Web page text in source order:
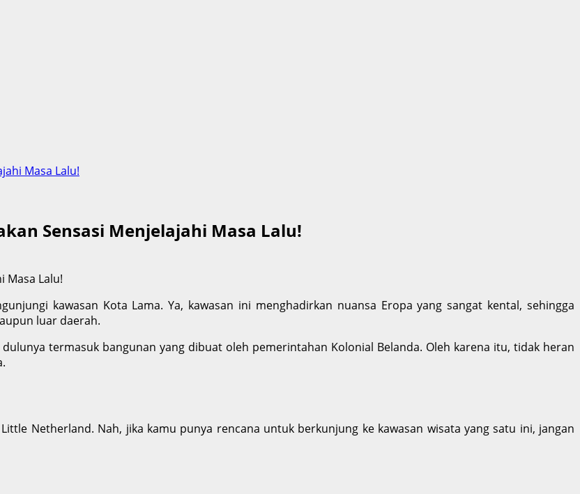
Masa Lalu!
Sensasi Menjelajahi Masa Lalu!
kawasan Kota Lama. Ya, kawasan ini menghadirkan nuansa Eropa yang sangat kental, sehingga
luar daerah.
termasuk bangunan yang dibuat oleh pemerintahan Kolonial Belanda. Oleh karena itu, tidak heran
Netherland. Nah, jika kamu punya rencana untuk berkunjung ke kawasan wisata yang satu ini, jangan